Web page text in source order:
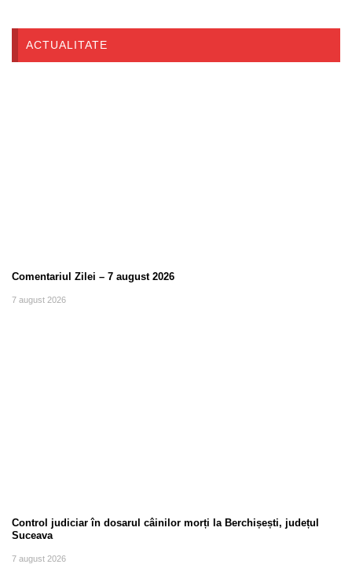
ACTUALITATE
Comentariul Zilei – 7 august 2026
7 august 2026
Control judiciar în dosarul câinilor morți la Berchișești, județul
Suceava
7 august 2026